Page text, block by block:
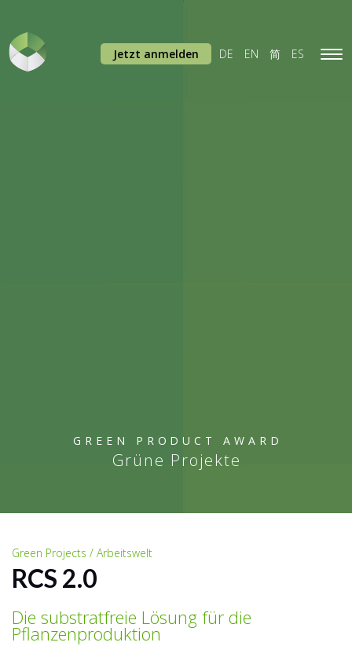
GREEN PRODUCT AWARD
Grüne Projekte
Jetzt anmelden DE EN 简 ES
Green Projects / Arbeitswelt
RCS 2.0
Die substratfreie Lösung für die
Pflanzenproduktion